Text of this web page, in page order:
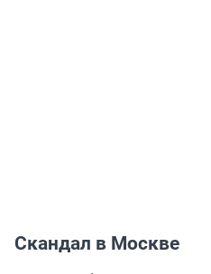
Скандал в Москве